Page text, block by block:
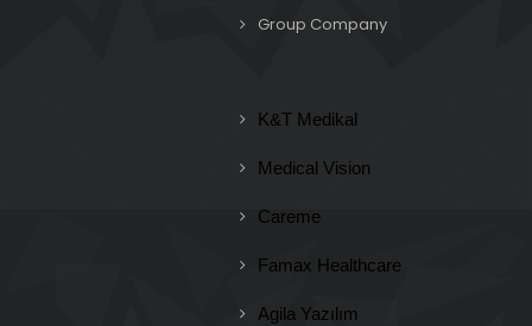
Group Company
K&T Medikal
Medical Vision
Careme
Famax Healthcare
Agila Yazılım